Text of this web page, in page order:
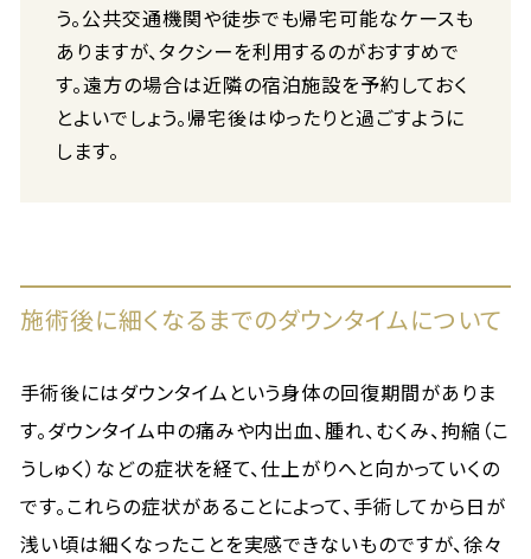
う。公共交通機関や徒歩でも帰宅可能なケースも
ありますが、タクシーを利用するのがおすすめで
す。遠方の場合は近隣の宿泊施設を予約しておく
とよいでしょう。帰宅後はゆったりと過ごすように
します。
施術後に細くなるまでのダウンタイムについて
手術後にはダウンタイムという身体の回復期間がありま
す。ダウンタイム中の痛みや内出血、腫れ、むくみ、拘縮（こ
うしゅく）などの症状を経て、仕上がりへと向かっていくの
です。これらの症状があることによって、手術してから日が
浅い頃は細くなったことを実感できないものですが、徐々